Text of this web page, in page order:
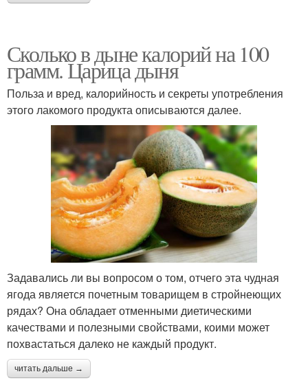
Сколько в дыне калорий на 100
грамм. Царица дыня
Польза и вред, калорийность и секреты употребления
этого лакомого продукта описываются далее.
Задавались ли вы вопросом о том, отчего эта чудная
ягода является почетным товарищем в стройнеющих
рядах? Она обладает отменными диетическими
качествами и полезными свойствами, коими может
похвастаться далеко не каждый продукт.
читать дальше →